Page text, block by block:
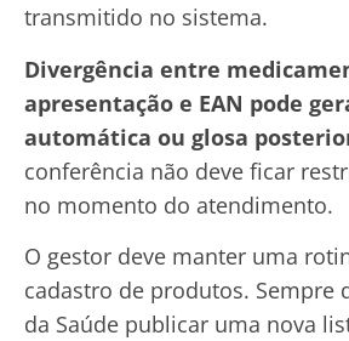
transmitido no sistema.
Divergência entre
apresentação e EAN pode
automática ou glosa
conferência não deve ficar
no momento do atendimento.
O gestor deve manter uma
cadastro de produtos. Sempre
da Saúde publicar uma nova